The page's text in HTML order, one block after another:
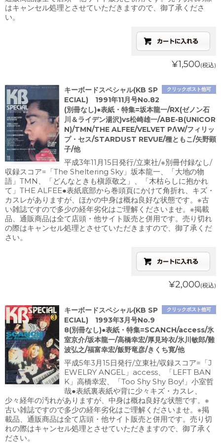
はキャンセル処理とさせていただきますので、御了承くださ
い。
¥1,500(税込)
クリックポスト他可
キーボードスペシャル(KB SP
ECIAL) 1991年11月号No.82
(別冊なし)●表紙・特集=坂本龍一/RX(ゼノン石
川＆ライデン湯沢)vs松崎雄一/ABE-B(UNICOR
N)/TMN/THE ALFEE/VELVET PΛW/フィリッ
プ・セス/STARDUST REVUE/種ともこ/矢野顕
子/他
平成3年11月15日発行/立東社/※別冊付録なし/
収録スコア=「The Sheltering Sky」坂本龍一、「大地の物
語」TMN、「どんなときも槇原敬之」、「木枯らしに抱かれ
て」THE ALFEE●表紙底部から巻頭頁にかけて角折れ、キズ・
カスレがありますが、ほかの中身は概ね良好な状態です。※古
い雑誌ですので多少の経年劣化はご理解くださいませ。※掲載
品、通販商品は全て店頭・他サイト販売と併用です。売り切れ
の際はキャンセル処理とさせていただきますので、御了承くだ
さい。
¥2,000(税込)
クリックポスト他可
キーボードスペシャル(KB SP
ECIAL) 1993年3月号No.9
8(別冊なし)●表紙・特集=SCANCH/access/氷
室京介/坂本龍一/高橋幸宏/厚見玲衣/氷川敏郎/難
波弘之/福富幸宏/飯野竜彦/きくち寛/他
平成5年3月15日発行/立東社/収録スコア=「J
EWELRY ANGEL」access、「LEFT BAN
K」高橋幸宏、「Too Shy Shy Boy!」小室哲
哉●表紙裏表紙や背に少々キズ・カスレ、
少々経年の汚れがありますが、中身は概ね良好な状態です。※
古い雑誌ですので多少の経年劣化はご理解くださいませ。※掲
載品、通販商品は全て店頭・他サイト販売と併用です。売り切
れの際はキャンセル処理とさせていただきますので、御了承く
ださい。